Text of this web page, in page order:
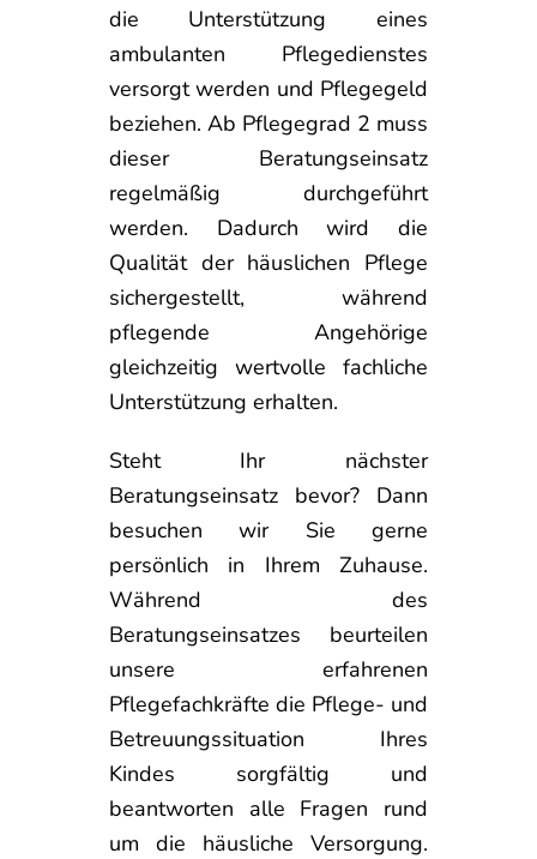
die Unterstützung eines
ambulanten Pflegedienstes
versorgt werden und Pflegegeld
beziehen. Ab Pflegegrad 2 muss
dieser Beratungseinsatz
regelmäßig durchgeführt
werden. Dadurch wird die
Qualität der häuslichen Pflege
sichergestellt, während
pflegende Angehörige
gleichzeitig wertvolle fachliche
Unterstützung erhalten.
Steht Ihr nächster
Beratungseinsatz bevor? Dann
besuchen wir Sie gerne
persönlich in Ihrem Zuhause.
Während des
Beratungseinsatzes beurteilen
unsere erfahrenen
Pflegefachkräfte die Pflege- und
Betreuungssituation Ihres
Kindes sorgfältig und
beantworten alle Fragen rund
um die häusliche Versorgung.